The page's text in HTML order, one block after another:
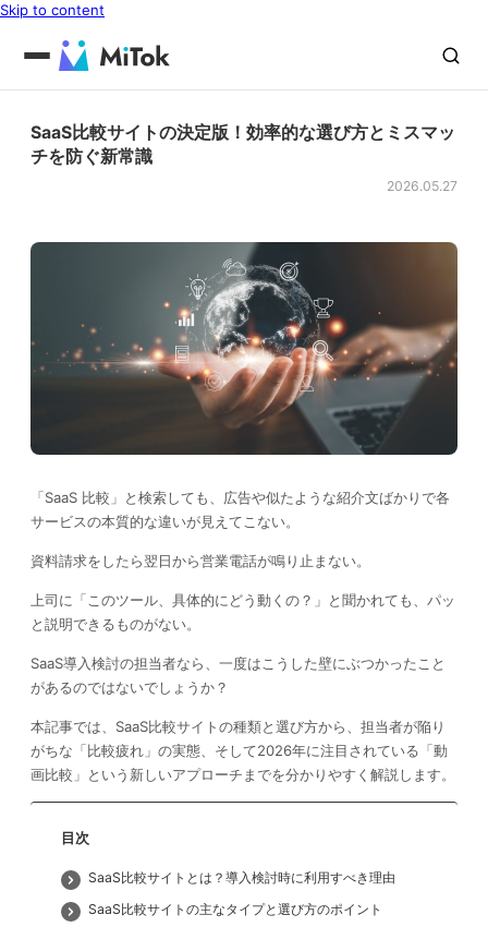
Skip to content
SaaS比較サイトの決定版！効率的な選び方とミスマッ
チを防ぐ新常識
2026.05.27
「SaaS 比較」と検索しても、広告や似たような紹介文ばかりで各
サービスの本質的な違いが見えてこない。
資料請求をしたら翌日から営業電話が鳴り止まない。
上司に「このツール、具体的にどう動くの？」と聞かれても、パッ
と説明できるものがない。
SaaS導入検討の担当者なら、一度はこうした壁にぶつかったこと
があるのではないでしょうか？
本記事では、SaaS比較サイトの種類と選び方から、担当者が陥り
がちな「比較疲れ」の実態、そして2026年に注目されている「動
画比較」という新しいアプローチまでを分かりやすく解説します。
目次
SaaS比較サイトとは？導入検討時に利用すべき理由
SaaS比較サイトの主なタイプと選び方のポイント